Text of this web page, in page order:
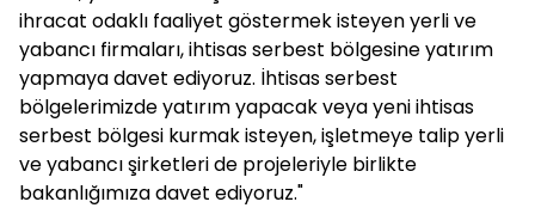
ihracat odaklı faaliyet göstermek isteyen yerli ve
yabancı firmaları, ihtisas serbest bölgesine yatırım
yapmaya davet ediyoruz. İhtisas serbest
bölgelerimizde yatırım yapacak veya yeni ihtisas
serbest bölgesi kurmak isteyen, işletmeye talip yerli
ve yabancı şirketleri de projeleriyle birlikte
bakanlığımıza davet ediyoruz."